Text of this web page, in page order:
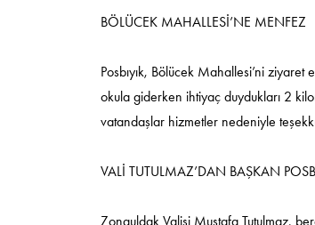
BÖLÜCEK MAHALLESİ’NE MENFEZ
Posbıyık, Bölücek Mahallesi’ni
okula giderken ihtiyaç duydukları 2
vatandaşlar hizmetler nedeniyle
VALİ TUTULMAZ’DAN BAŞKAN
Zonguldak Valisi Mustafa Tutulmaz,